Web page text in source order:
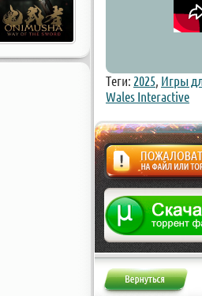
Теги: 2025, Игры
Wales Interactive
Жалоба